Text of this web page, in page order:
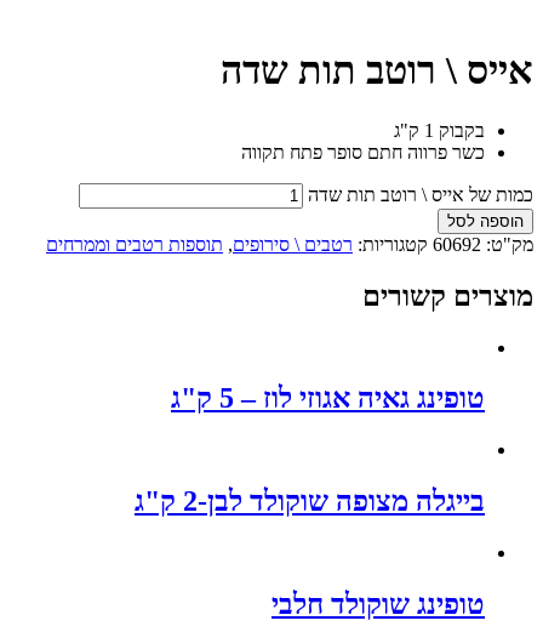
אייס \ רוטב תות שדה
בקבוק 1 ק"ג
כשר פרווה חתם סופר פתח תקווה
כמות של אייס \ רוטב תות שדה
הוספה לסל
מק"ט: 60692 קטגוריות: רטבים \ סירופים, תוספות רטבים וממרחים
מוצרים קשורים
טופינג גאיה אגוזי לוז – 5 ק"ג
בייגלה מצופה שוקולד לבן-2 ק"ג
טופינג שוקולד חלבי